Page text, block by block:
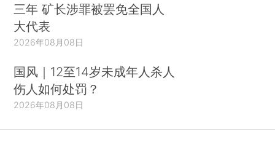
三年 矿长涉罪被罢免全国人
大代表
2026年08月08日
国风｜12至14岁未成年人杀人
伤人如何处罚？
2026年08月08日